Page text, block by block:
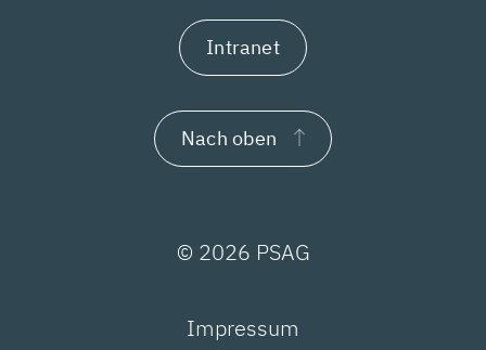
Intranet
Nach oben
© 2026 PSAG
Impressum